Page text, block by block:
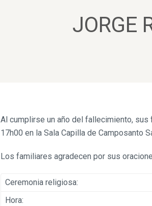
JORGE
Al cumplirse un año del fallecimiento,
17h00 en la Sala Capilla de Camposanto
Los familiares agradecen por sus
Ceremonia religiosa:
Hora: